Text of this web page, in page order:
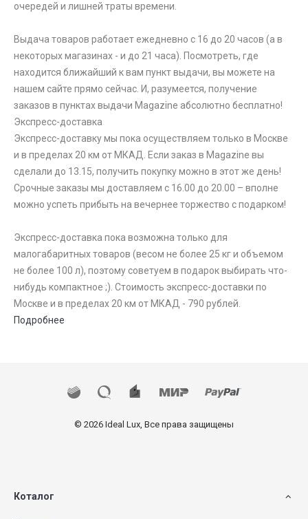
очередей и лишней траты времени.
Выдача товаров работает ежедневно с 16 до 20 часов (а в
некоторых магазинах - и до 21 часа). Посмотреть, где
находится ближайший к вам пункт выдачи, вы можете на
нашем сайте прямо сейчас. И, разумеется, получение
заказов в пунктах выдачи Magazine абсолютно бесплатно!
Экспресс-доставка
Экспресс-доставку мы пока осуществляем только в Москве
и в пределах 20 км от МКАД. Если заказ в Magazine вы
сделали до 13.15, получить покупку можно в этот же день!
Срочные заказы мы доставляем с 16.00 до 20.00 – вполне
можно успеть прибыть на вечернее торжество с подарком!
Экспресс-доставка пока возможна только для
малогабаритных товаров (весом не более 25 кг и объемом
не более 100 л), поэтому советуем в подарок выбирать что-
нибудь компактное ;). Стоимость экспресс-доставки по
Москве и в пределах 20 км от МКАД - 790 рублей.
Подробнее
© 2026 Ideal Lux, Все права защищены
Коталог